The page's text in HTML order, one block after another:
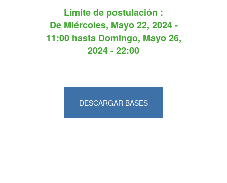
Límite de postulación :
De Miércoles, Mayo 22, 2024 -
11:00hasta Domingo, Mayo 26,
2024 - 22:00
DESCARGAR BASES